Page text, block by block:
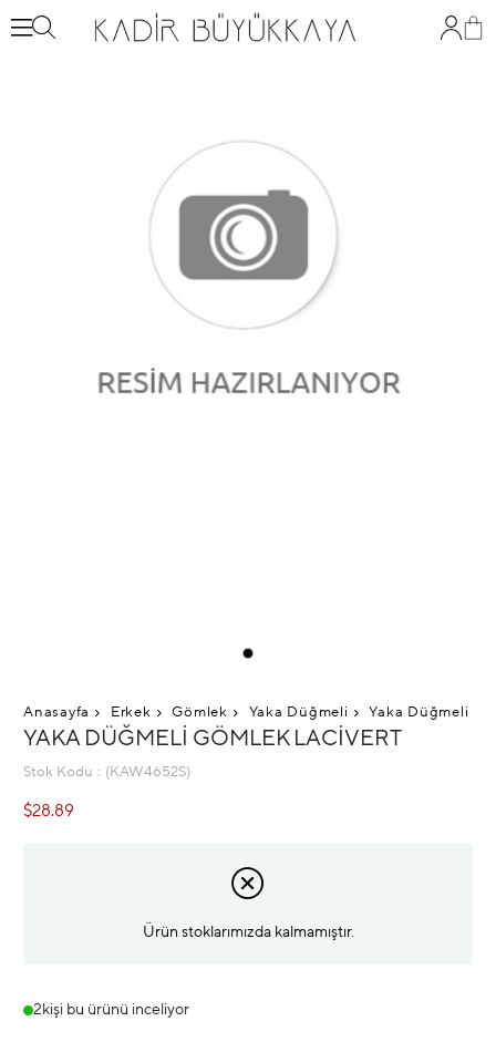
Anasayfa Erkek Gömlek Yaka Düğmeli Yaka Düğmeli
YAKA DÜĞMELI GÖMLEK LACIVERT
Stok Kodu (KAW4652S)
$28.89
Ürün stoklarımızda kalmamıştır.
2 kişi bu ürünü inceliyor